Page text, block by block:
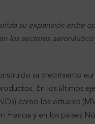
su expansión entre
los sectores
su crecimiento
En los últimos
como los virtuales
Francia y en los países